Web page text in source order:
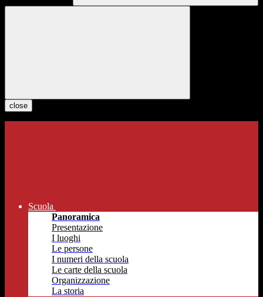
close
Scuola
Panoramica
Presentazione
I luoghi
Le persone
I numeri della scuola
Le carte della scuola
Organizzazione
La storia